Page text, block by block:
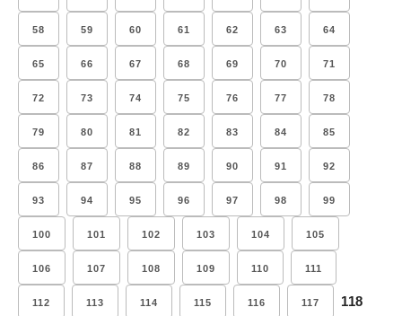
58 59 60 61 62 63 64
65 66 67 68 69 70 71
72 73 74 75 76 77 78
79 80 81 82 83 84 85
86 87 88 89 90 91 92
93 94 95 96 97 98 99
100 101 102 103 104 105
106 107 108 109 110 111
112 113 114 115 116 117 118